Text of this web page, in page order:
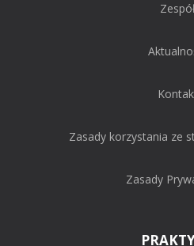
Zasady korzystania ze
Zasady